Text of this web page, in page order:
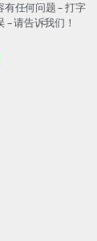
任何问题 – 打字
请告诉我们！